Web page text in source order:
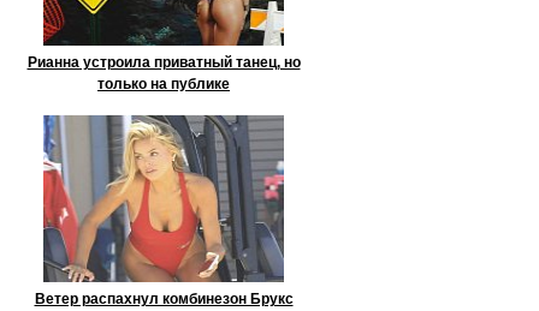
Рианна устроила приватный танец, но
только на публике
Ветер распахнул комбинезон Брукс